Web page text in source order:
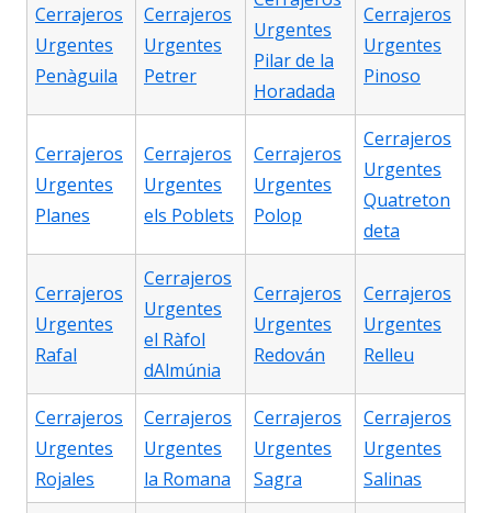
Cerrajeros
Urgentes
Penàguila
Cerrajeros
Urgentes
Petrer
Urgentes
Pilar de la
Horadada
Cerrajeros
Urgentes
Pinoso
Cerrajeros
Urgentes
Planes
Cerrajeros
Urgentes
els Poblets
Cerrajeros
Urgentes
Polop
Cerrajeros
Urgentes
Quatreton
deta
Cerrajeros
Urgentes
Rafal
Cerrajeros
Urgentes
el Ràfol
dAlmúnia
Cerrajeros
Urgentes
Redován
Cerrajeros
Urgentes
Relleu
Cerrajeros
Urgentes
Rojales
Cerrajeros
Urgentes
la Romana
Cerrajeros
Urgentes
Sagra
Cerrajeros
Urgentes
Salinas